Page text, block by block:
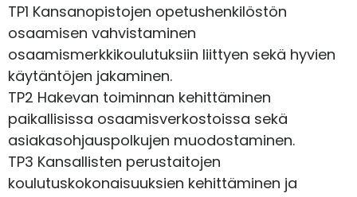
TP1 Kansanopistojen opetushenkilöstön
osaamisen vahvistaminen
osaamismerkkikoulutuksiin liittyen sekä hyvien
käytäntöjen jakaminen.
TP2 Hakevan toiminnan kehittäminen
paikallisissa osaamisverkostoissa sekä
asiakasohjauspolkujen muodostaminen.
TP3 Kansallisten perustaitojen
koulutuskokonaisuuksien kehittäminen ja